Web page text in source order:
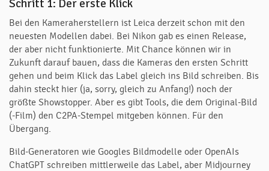
Schritt 1: Der erste Klick
Bei den Kameraherstellern ist Leica derzeit schon mit den
neuesten Modellen dabei. Bei Nikon gab es einen Release,
der aber nicht funktionierte. Mit Chance können wir in
Zukunft darauf bauen, dass die Kameras den ersten Schritt
gehen und beim Klick das Label gleich ins Bild schreiben. Bis
dahin steckt hier (ja, sorry, gleich zu Anfang!) noch der
größte Showstopper. Aber es gibt Tools, die dem Original-Bild
(-Film) den C2PA-Stempel mitgeben können. Für den
Übergang.
Bild-Generatoren wie Googles Bildmodelle oder OpenAIs
ChatGPT schreiben mittlerweile das Label, aber Midjourney